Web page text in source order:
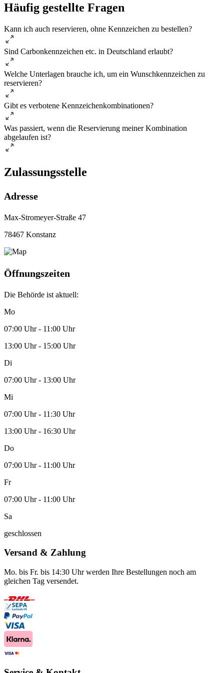
Häufig gestellte Fragen
Kann ich auch reservieren, ohne Kennzeichen zu bestellen?
Sind Carbonkennzeichen etc. in Deutschland erlaubt?
Welche Unterlagen brauche ich, um ein Wunschkennzeichen zu
reservieren?
Gibt es verbotene Kennzeichenkombinationen?
Was passiert, wenn die Reservierung meiner Kombination
abgelaufen ist?
Zulassungsstelle
Adresse
Max-Stromeyer-Straße 47
78467 Konstanz
Öffnungszeiten
Die Behörde ist aktuell:
Mo
07:00 Uhr - 11:00 Uhr
13:00 Uhr - 15:00 Uhr
Di
07:00 Uhr - 13:00 Uhr
Mi
07:00 Uhr - 11:30 Uhr
13:00 Uhr - 16:30 Uhr
Do
07:00 Uhr - 11:00 Uhr
Fr
07:00 Uhr - 11:00 Uhr
Sa
geschlossen
Versand & Zahlung
Mo. bis Fr. bis 14:30 Uhr werden Ihre Bestellungen noch am
gleichen Tag versendet.